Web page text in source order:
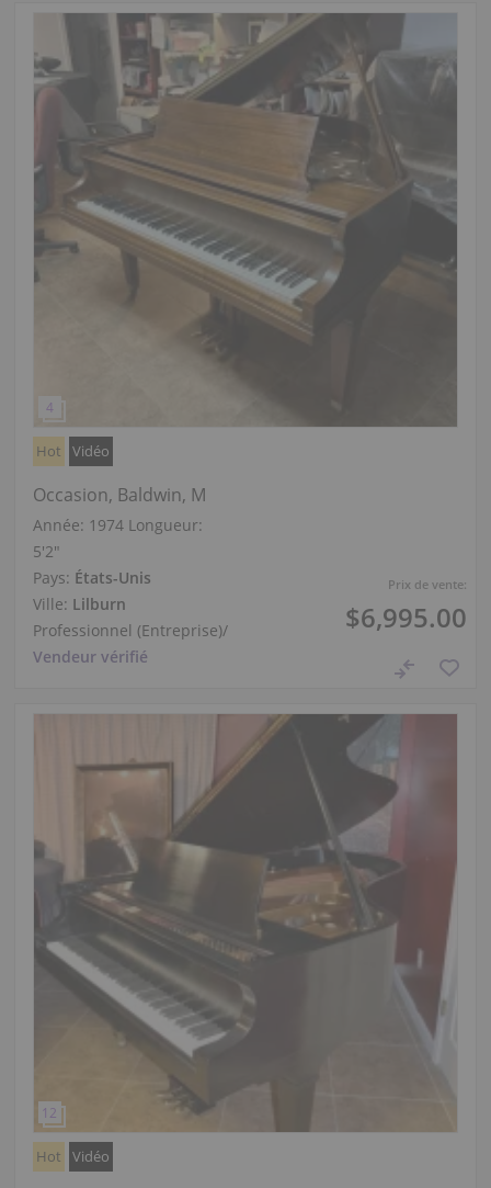
Prix de vente:
$6,995.00
Hot Vidéo
Occasion, Baldwin, M
Année: 1974 Longueur:
5′2″
Pays: États-Unis
Ville: Lilburn
Professionnel (Entreprise)/
Vendeur vérifié
Hot Vidéo